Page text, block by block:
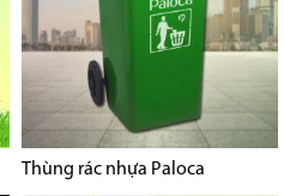
Thùng rác nhựa Paloca